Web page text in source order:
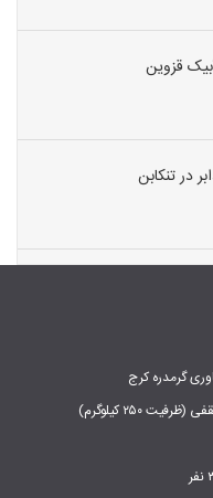
قزوین
در تنکابن
۲۵۰ کیلوگرم)